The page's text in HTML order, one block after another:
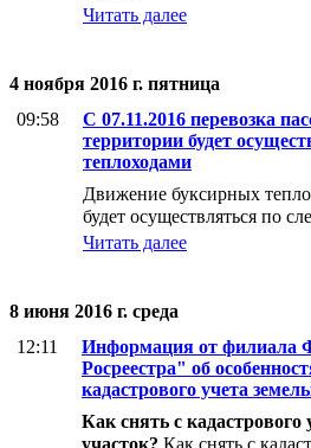
Читать далее
4 ноября 2016 г. пятница
09:58
С 07.11.2016 перевозка
территории будет
теплоходами
Движение буксирных
будет осуществляться по
Читать далее
8 июня 2016 г. среда
12:11
Информация от
Росреестра" об
кадастрового учета
Как снять с кадастрового
участок? Как снять с